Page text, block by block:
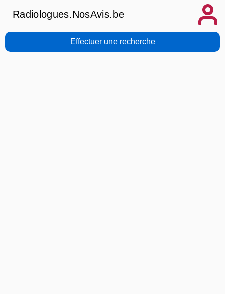
Radiologues.NosAvis.be
Effectuer une recherche